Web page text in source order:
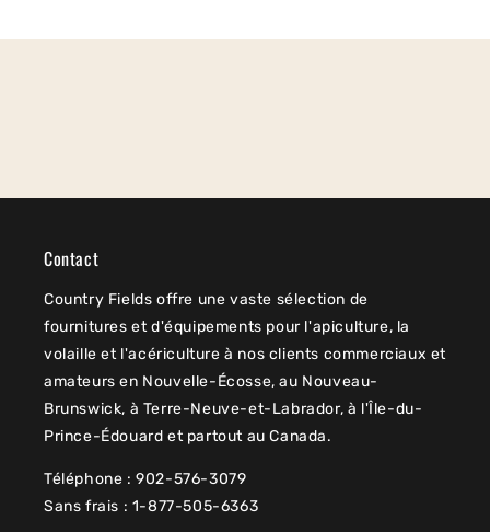
Contact
Country Fields offre une vaste sélection de
fournitures et d'équipements pour l'apiculture, la
volaille et l'acériculture à nos clients commerciaux et
amateurs en Nouvelle-Écosse, au Nouveau-
Brunswick, à Terre-Neuve-et-Labrador, à l'Île-du-
Prince-Édouard et partout au Canada.
Téléphone : 902-576-3079
Sans frais : 1-877-505-6363